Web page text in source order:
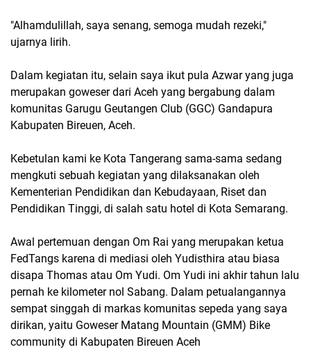
"Alhamdulillah, saya senang, semoga mudah rezeki,"
ujarnya lirih.
Dalam kegiatan itu, selain saya ikut pula Azwar yang juga
merupakan goweser dari Aceh yang bergabung dalam
komunitas Garugu Geutangen Club (GGC) Gandapura
Kabupaten Bireuen, Aceh.
Kebetulan kami ke Kota Tangerang sama-sama sedang
mengkuti sebuah kegiatan yang dilaksanakan oleh
Kementerian Pendidikan dan Kebudayaan, Riset dan
Pendidikan Tinggi, di salah satu hotel di Kota Semarang.
Awal pertemuan dengan Om Rai yang merupakan ketua
FedTangs karena di mediasi oleh Yudisthira atau biasa
disapa Thomas atau Om Yudi. Om Yudi ini akhir tahun lalu
pernah ke kilometer nol Sabang. Dalam petualangannya
sempat singgah di markas komunitas sepeda yang saya
dirikan, yaitu Goweser Matang Mountain (GMM) Bike
community di Kabupaten Bireuen Aceh